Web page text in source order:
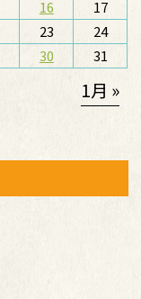
16
17
23
24
30 31
1月 »